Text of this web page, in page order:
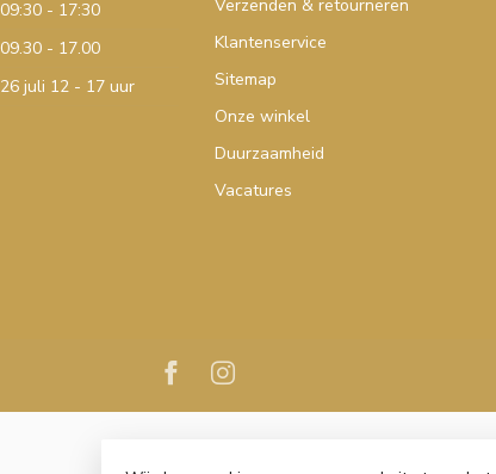
09:30 - 17:30
09.30 - 17.00
26 juli 12 - 17 uur
Verzenden & retourneren
Klantenservice
Sitemap
Onze winkel
Duurzaamheid
Vacatures